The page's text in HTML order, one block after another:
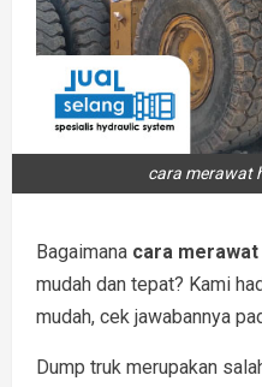
cara merawat
Bagaimana cara
mudah dan tepat? Kami
mudah, cek jawabannya
Dump truk merupakan